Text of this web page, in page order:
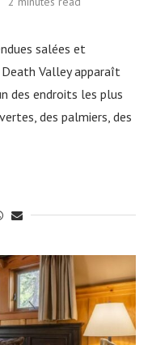
salées et
Valley apparaît
des endroits les plus
des palmiers, des